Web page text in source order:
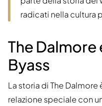
radicati nella cultura
The Dalmore
Byass
La storia di The Dalmore
relazione speciale con